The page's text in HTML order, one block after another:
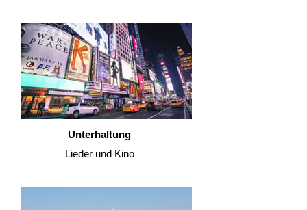
Unterhaltung
Lieder und Kino